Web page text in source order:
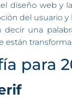
diseño web y
del usuario
una
para